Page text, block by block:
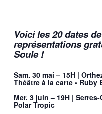
Voici les 20 dates
représentations
Soule !
Sam. 30 mai – 15H |
Théâtre à la carte • Ruby
Mer. 3 juin – 19H |
Polar Tropic